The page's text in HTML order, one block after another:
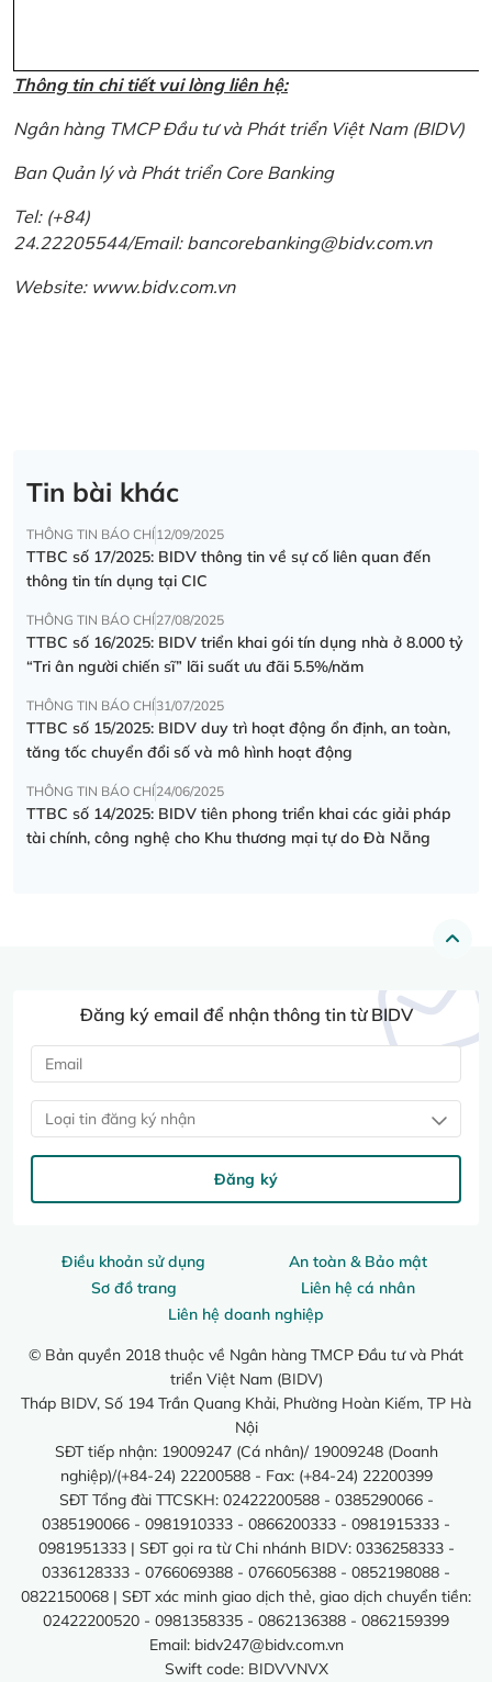
Thông tin chi tiết vui lòng liên hệ:
Ngân hàng TMCP Đầu tư và Phát triển Việt Nam (BIDV)
Ban Quản lý và Phát triển Core Banking
Tel: (+84)
24.22205544/Email: bancorebanking@bidv.com.vn
Website: www.bidv.com.vn
Tin bài khác
THÔNG TIN BÁO CHÍ12/09/2025
TTBC số 17/2025: BIDV thông tin về sự cố liên quan đến
thông tin tín dụng tại CIC
THÔNG TIN BÁO CHÍ27/08/2025
TTBC số 16/2025: BIDV triển khai gói tín dụng nhà ở 8.000 tỷ
“Tri ân người chiến sĩ” lãi suất ưu đãi 5.5%/năm
THÔNG TIN BÁO CHÍ31/07/2025
TTBC số 15/2025: BIDV duy trì hoạt động ổn định, an toàn,
tăng tốc chuyển đổi số và mô hình hoạt động
THÔNG TIN BÁO CHÍ24/06/2025
TTBC số 14/2025: BIDV tiên phong triển khai các giải pháp
tài chính, công nghệ cho Khu thương mại tự do Đà Nẵng
Điều khoản sử dụng
An toàn & Bảo mật
Sơ đồ trang
Liên hệ cá nhân
Liên hệ doanh nghiệp
© Bản quyền 2018 thuộc về Ngân hàng TMCP Đầu tư và Phát
triển Việt Nam (BIDV)
Tháp BIDV, Số 194 Trần Quang Khải, Phường Hoàn Kiếm, TP Hà
Nội
SĐT tiếp nhận: 19009247 (Cá nhân)/ 19009248 (Doanh
nghiệp)/(+84-24) 22200588 - Fax: (+84-24) 22200399
SĐT Tổng đài TTCSKH: 02422200588 - 0385290066 -
0385190066 - 0981910333 - 0866200333 - 0981915333 -
0981951333 | SĐT gọi ra từ Chi nhánh BIDV: 0336258333 -
0336128333 - 0766069388 - 0766056388 - 0852198088 -
0822150068 | SĐT xác minh giao dịch thẻ, giao dịch chuyển tiền:
02422200520 - 0981358335 - 0862136388 - 0862159399
Email: bidv247@bidv.com.vn
Swift code: BIDVVNVX
Đăng ký email để nhận thông tin từ BIDV
Loại tin đăng ký nhận
Đăng ký